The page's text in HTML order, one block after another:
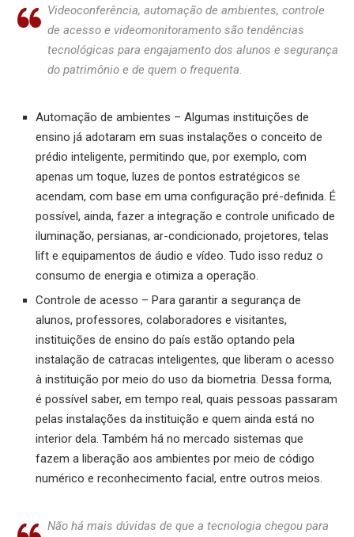
Videoconferência, automação de ambientes, controle
de acesso e videomonitoramento são tendências
tecnológicas para engajamento dos alunos e segurança
do patrimônio e de quem o frequenta.
Automação de ambientes – Algumas instituições de
ensino já adotaram em suas instalações o conceito de
prédio inteligente, permitindo que, por exemplo, com
apenas um toque, luzes de pontos estratégicos se
acendam, com base em uma configuração pré-definida. É
possível, ainda, fazer a integração e controle unificado de
iluminação, persianas, ar-condicionado, projetores, telas
lift e equipamentos de áudio e vídeo. Tudo isso reduz o
consumo de energia e otimiza a operação.
Controle de acesso – Para garantir a segurança de
alunos, professores, colaboradores e visitantes,
instituições de ensino do país estão optando pela
instalação de catracas inteligentes, que liberam o acesso
à instituição por meio do uso da biometria. Dessa forma,
é possível saber, em tempo real, quais pessoas passaram
pelas instalações da instituição e quem ainda está no
interior dela. Também há no mercado sistemas que
fazem a liberação aos ambientes por meio de código
numérico e reconhecimento facial, entre outros meios.
Não há mais dúvidas de que a tecnologia chegou para